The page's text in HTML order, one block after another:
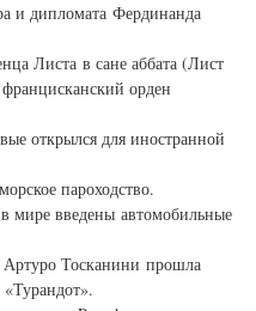
и дипломата Фердинанда
Листа в сане аббата (Лист
орден
открылся для иностранной
пароходство.
введены автомобильные
Тосканини прошла